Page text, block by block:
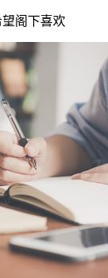
阁下喜欢